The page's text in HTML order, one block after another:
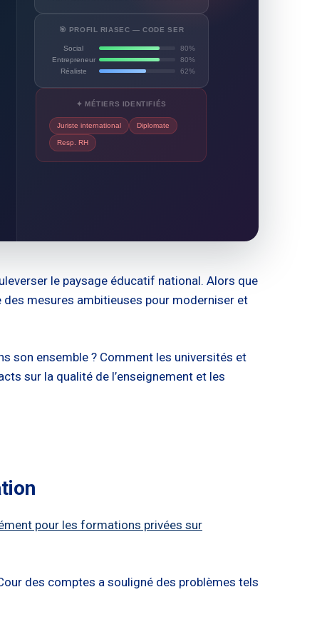
🎯 PROFIL RIASEC — CODE SER
Social
80%
Entrepreneur
80%
Réaliste
62%
✦ MÉTIERS IDENTIFIÉS
Juriste international Diplomate
Resp. RH
le paysage éducatif national. Alors que
des mesures ambitieuses pour moderniser et
son ensemble ? Comment les universités et
sur la qualité de l’enseignement et les
pour les formations privées sur
des comptes a souligné des problèmes tels